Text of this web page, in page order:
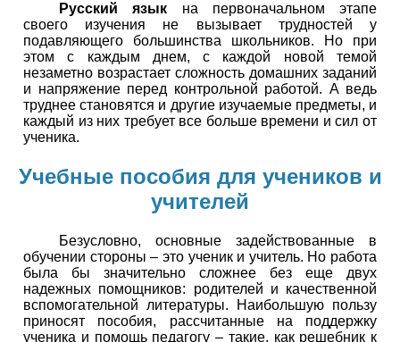
Русский язык на первоначальном этапе
своего изучения не вызывает трудностей у
подавляющего большинства школьников. Но при
этом с каждым днем, с каждой новой темой
незаметно возрастает сложность домашних заданий
и напряжение перед контрольной работой. А ведь
труднее становятся и другие изучаемые предметы, и
каждый из них требует все больше времени и сил от
ученика.
Учебные пособия для учеников и
учителей
Безусловно, основные задействованные в
обучении стороны – это ученик и учитель. Но работа
была бы значительно сложнее без еще двух
надежных помощников: родителей и качественной
вспомогательной литературы. Наибольшую пользу
приносят пособия, рассчитанные на поддержку
ученика и помощь педагогу – такие, как решебник к